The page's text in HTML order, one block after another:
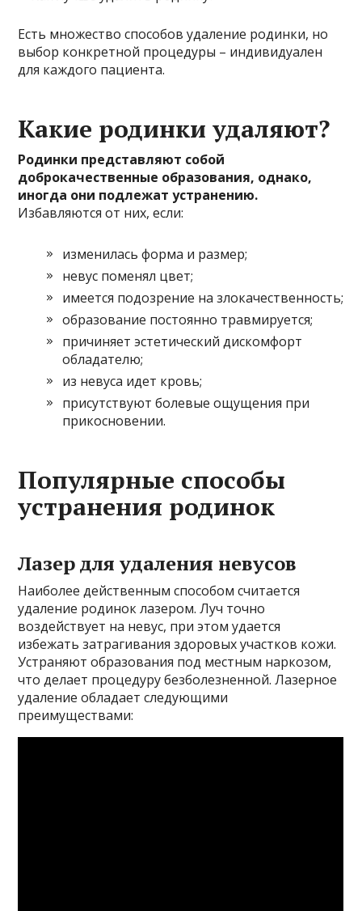
Есть множество способов удаление родинки, но
выбор конкретной процедуры – индивидуален
для каждого пациента.
Какие родинки удаляют?
Родинки представляют собой
доброкачественные образования, однако,
иногда они подлежат устранению.
Избавляются от них, если:
изменилась форма и размер;
невус поменял цвет;
имеется подозрение на злокачественность;
образование постоянно травмируется;
причиняет эстетический дискомфорт
обладателю;
из невуса идет кровь;
присутствуют болевые ощущения при
прикосновении.
Популярные способы
устранения родинок
Лазер для удаления невусов
Наиболее действенным способом считается
удаление родинок лазером. Луч точно
воздействует на невус, при этом удается
избежать затрагивания здоровых участков кожи.
Устраняют образования под местным наркозом,
что делает процедуру безболезненной. Лазерное
удаление обладает следующими
преимуществами: